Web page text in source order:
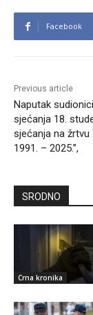
Facebook
Previous article
Naputak
sjećanja 18.
sjećanja na žrtvu
1991. – 2025.”,
SRODNO
Crna kronika